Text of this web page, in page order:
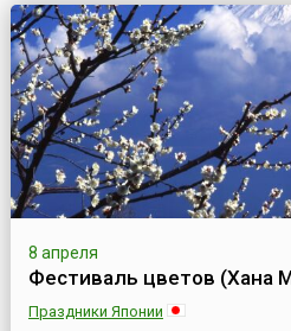
8 апреля
Фестиваль цветов (Хана
Праздники Японии